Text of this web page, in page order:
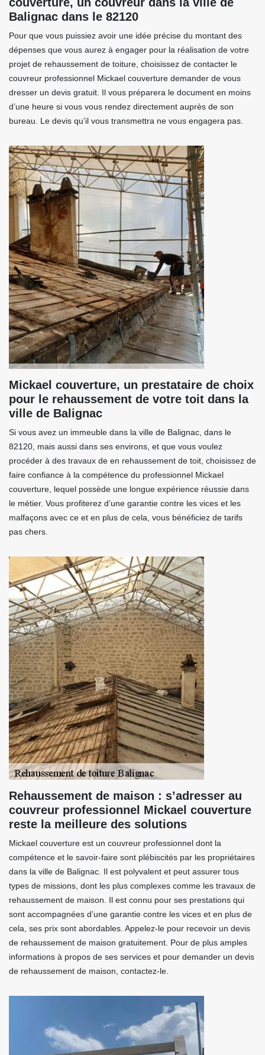
Balignac dans le 82120
Pour que vous puissiez avoir une idée précise du montant des
dépenses que vous aurez à engager pour la réalisation de votre
projet de rehaussement de toiture, choisissez de contacter le
couvreur professionnel Mickael couverture demander de vous
dresser un devis gratuit. Il vous préparera le document en moins
d’une heure si vous vous rendez directement auprès de son
bureau. Le devis qu’il vous transmettra ne vous engagera pas.
Mickael couverture, un prestataire de choix
pour le rehaussement de votre toit dans la
ville de Balignac
Si vous avez un immeuble dans la ville de Balignac, dans le
82120, mais aussi dans ses environs, et que vous voulez
procéder à des travaux de en rehaussement de toit, choisissez de
faire confiance à la compétence du professionnel Mickael
couverture, lequel possède une longue expérience réussie dans
le métier. Vous profiterez d’une garantie contre les vices et les
malfaçons avec ce et en plus de cela, vous bénéficiez de tarifs
pas chers.
Rehaussement de maison : s’adresser au
couvreur professionnel Mickael couverture
reste la meilleure des solutions
Mickael couverture est un couvreur professionnel dont la
compétence et le savoir-faire sont plébiscités par les propriétaires
dans la ville de Balignac. Il est polyvalent et peut assurer tous
types de missions, dont les plus complexes comme les travaux de
rehaussement de maison. Il est connu pour ses prestations qui
sont accompagnées d’une garantie contre les vices et en plus de
cela, ses prix sont abordables. Appelez-le pour recevoir un devis
de rehaussement de maison gratuitement. Pour de plus amples
informations à propos de ses services et pour demander un devis
de rehaussement de maison, contactez-le.